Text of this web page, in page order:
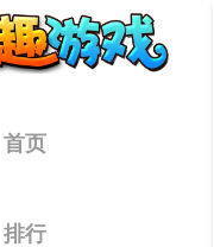
首页
排行